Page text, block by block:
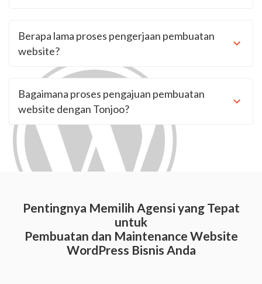
Berapa lama proses pengerjaan pembuatan
website?
Bagaimana proses pengajuan pembuatan
website dengan Tonjoo?
Pentingnya Memilih Agensi yang Tepat
untuk
Pembuatan dan Maintenance Website
WordPress Bisnis Anda